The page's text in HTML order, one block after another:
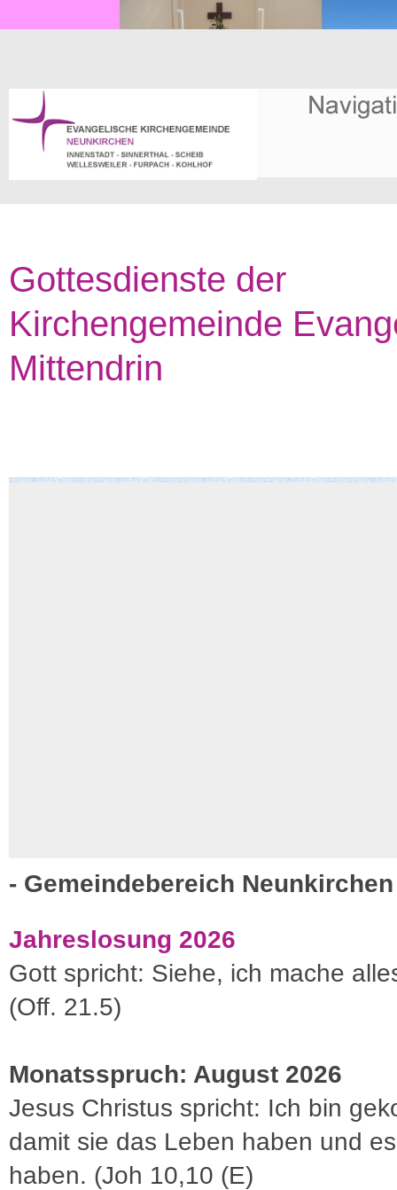
Gottesdienste der
Kirchengemeinde
Mittendrin
- Gemeindebereich
Jahreslosung 2026
Gott spricht: Siehe, ich mache
(Off. 21.5)
Monatsspruch: August 2026
Jesus Christus spricht: Ich bin
damit sie das Leben haben und
haben. (Joh 10,10 (E)